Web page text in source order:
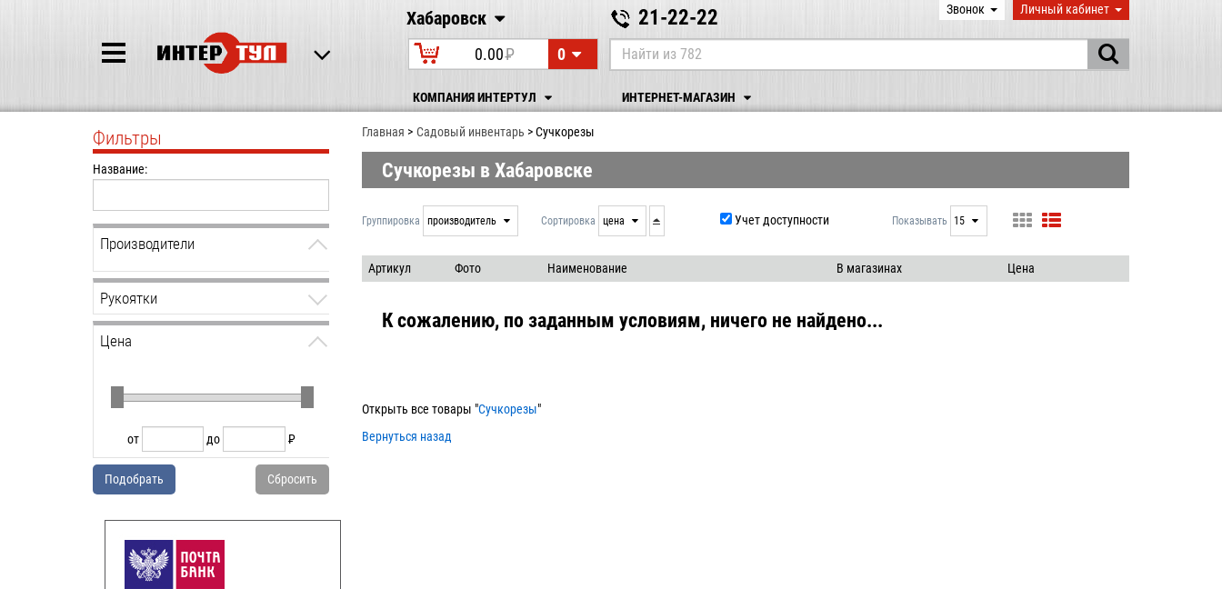
Хабаровск
Хабаровск
21-22-22 Звонок Личный кабинет
0.00P
0
КОМПАНИЯ ИНТЕРТУЛ ИНТЕРНЕТ-МАГАЗИН
Главная Садовый инвентарь Сучкорезы
Сучкорезы в Хабаровске
Группировка производитель
производитель
Сортировка цена
выдачи
цена
Учет доступности Показывать 15
Артикул Фото Наименование В магазинах Цена
К сожалению, по заданным условиям, ничего не найдено...
Открыть все товары "Сучкорезы"
Вернуться назад
Фильтры
Название:
Производители
Рукоятки
Цена
от до
P
УБ.
Подобрать
Сбросить